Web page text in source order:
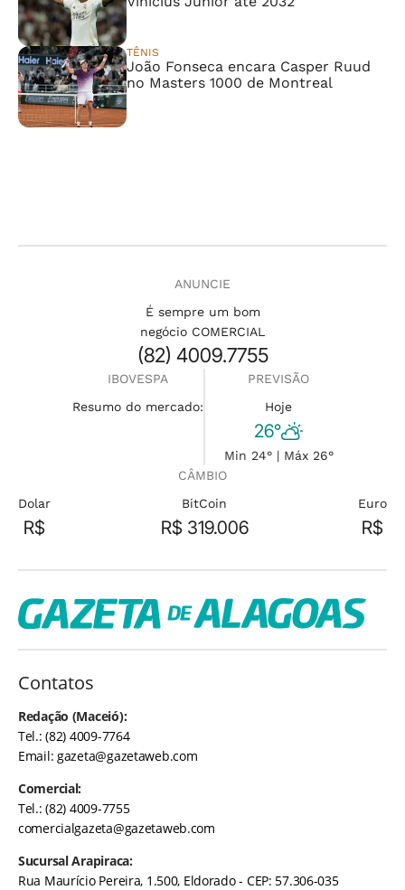
TÊNIS
João Fonseca encara Casper Ruud
no Masters 1000 de Montreal
ANUNCIE
É sempre um bom
negócio COMERCIAL
(82) 4009.7755
IBOVESPA
Resumo do mercado:
PREVISÃO
Hoje
26°
Min 24° | Máx 26°
CÂMBIO
Dolar
R$
BitCoin
R$ 319.006
Euro
R$
Contatos
Redação (Maceió):
Tel.: (82) 4009-7764
Email:gazeta@gazetaweb.com
Comercial:
Tel.: (82) 4009-7755
comercialgazeta@gazetaweb.com
Sucursal Arapiraca:
Rua Maurício Pereira, 1.500, Eldorado - CEP: 57.306-035